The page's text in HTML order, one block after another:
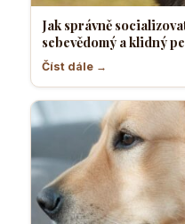
Jak správně
sebevědomý a klidný
Číst dále →